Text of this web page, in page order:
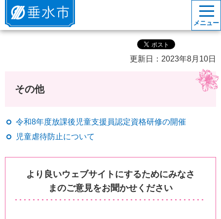
垂水市
メニュー
更新日：2023年8月10日
その他
令和8年度放課後児童支援員認定資格研修の開催
児童虐待防止について
より良いウェブサイトにするためにみなさ
まのご意見をお聞かせください